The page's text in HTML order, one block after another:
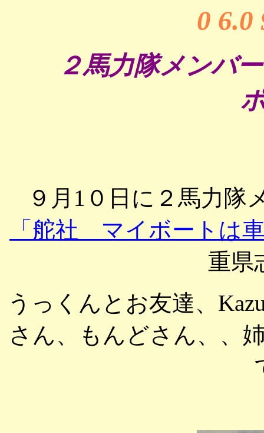
0
２馬力隊メンバ
９月1０日に２馬力隊
「舵社 マイボートは
重県
うっくんとお友達、
さん、もんどさん、、